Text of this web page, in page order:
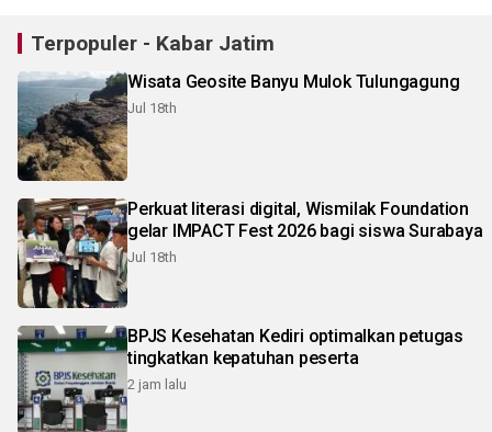
Terpopuler - Kabar Jatim
Wisata Geosite Banyu Mulok Tulungagung
Jul 18th
Perkuat literasi digital, Wismilak Foundation
gelar IMPACT Fest 2026 bagi siswa Surabaya
Jul 18th
BPJS Kesehatan Kediri optimalkan petugas
tingkatkan kepatuhan peserta
2 jam lalu